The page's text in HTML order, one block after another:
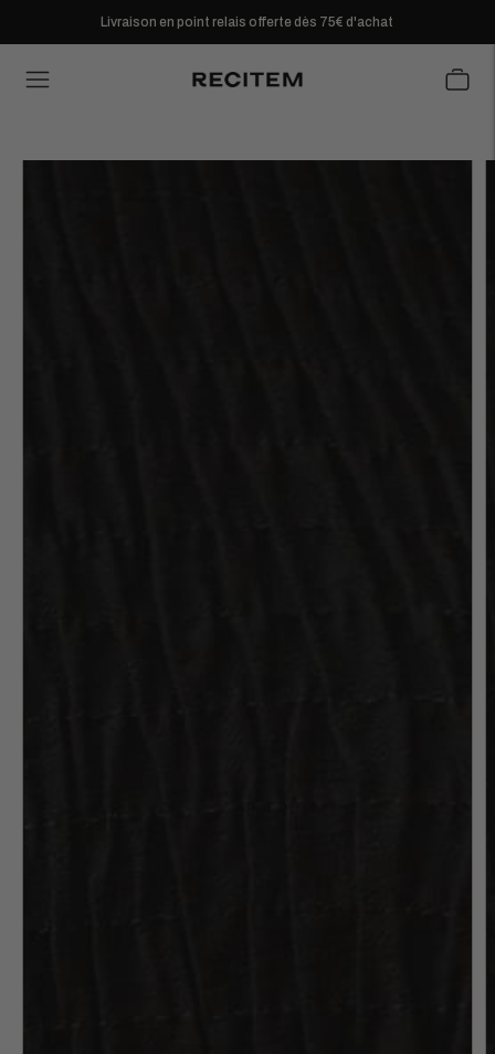
Livraison en point relais offerte dès 75€ d'achat